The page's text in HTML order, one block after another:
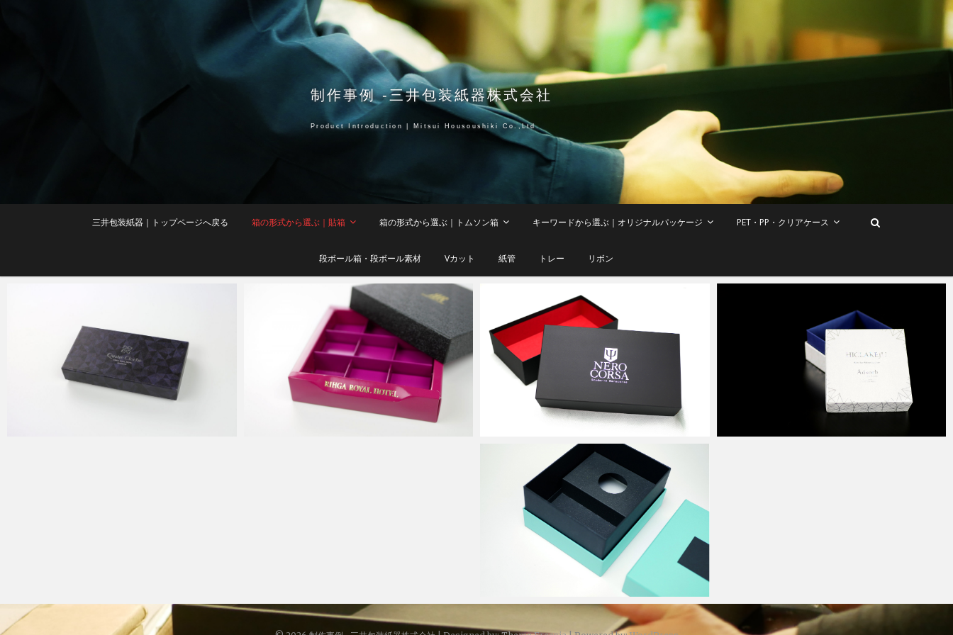
制作事例 -三井包装紙器株式会社
Product Introduction | Mitsui Housoushiki Co.,Ltd.
三井包装紙器｜トップページへ戻る 箱の形式から選ぶ｜貼箱 箱の形式から選ぶ｜トムソン箱 キーワードから選ぶ｜オリジナルパッケージ PET・PP・クリアケース
段ボール箱・段ボール素材 Vカット 紙管 トレー リボン